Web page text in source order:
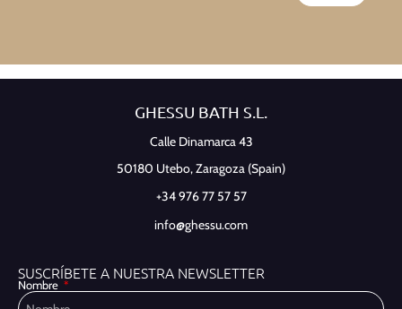
GHESSU BATH S.L.
Calle Dinamarca 43
50180 Utebo,Zaragoza (Spain)
+34 976 77 57 57
info@ghessu.com
SUSCRÍBETE A NUESTRA NEWSLETTER
Nombre